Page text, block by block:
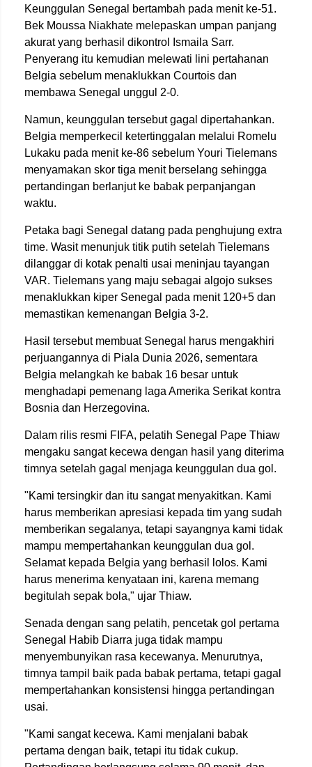
Keunggulan Senegal bertambah pada menit ke-51.
Bek Moussa Niakhate melepaskan umpan panjang
akurat yang berhasil dikontrol Ismaila Sarr.
Penyerang itu kemudian melewati lini pertahanan
Belgia sebelum menaklukkan Courtois dan
membawa Senegal unggul 2-0.
Namun, keunggulan tersebut gagal dipertahankan.
Belgia memperkecil ketertinggalan melalui Romelu
Lukaku pada menit ke-86 sebelum Youri Tielemans
menyamakan skor tiga menit berselang sehingga
pertandingan berlanjut ke babak perpanjangan
waktu.
Petaka bagi Senegal datang pada penghujung extra
time. Wasit menunjuk titik putih setelah Tielemans
dilanggar di kotak penalti usai meninjau tayangan
VAR. Tielemans yang maju sebagai algojo sukses
menaklukkan kiper Senegal pada menit 120+5 dan
memastikan kemenangan Belgia 3-2.
Hasil tersebut membuat Senegal harus mengakhiri
perjuangannya di Piala Dunia 2026, sementara
Belgia melangkah ke babak 16 besar untuk
menghadapi pemenang laga Amerika Serikat kontra
Bosnia dan Herzegovina.
Dalam rilis resmi FIFA, pelatih Senegal Pape Thiaw
mengaku sangat kecewa dengan hasil yang diterima
timnya setelah gagal menjaga keunggulan dua gol.
"Kami tersingkir dan itu sangat menyakitkan. Kami
harus memberikan apresiasi kepada tim yang sudah
memberikan segalanya, tetapi sayangnya kami tidak
mampu mempertahankan keunggulan dua gol.
Selamat kepada Belgia yang berhasil lolos. Kami
harus menerima kenyataan ini, karena memang
begitulah sepak bola," ujar Thiaw.
Senada dengan sang pelatih, pencetak gol pertama
Senegal Habib Diarra juga tidak mampu
menyembunyikan rasa kecewanya. Menurutnya,
timnya tampil baik pada babak pertama, tetapi gagal
mempertahankan konsistensi hingga pertandingan
usai.
"Kami sangat kecewa. Kami menjalani babak
pertama dengan baik, tetapi itu tidak cukup.